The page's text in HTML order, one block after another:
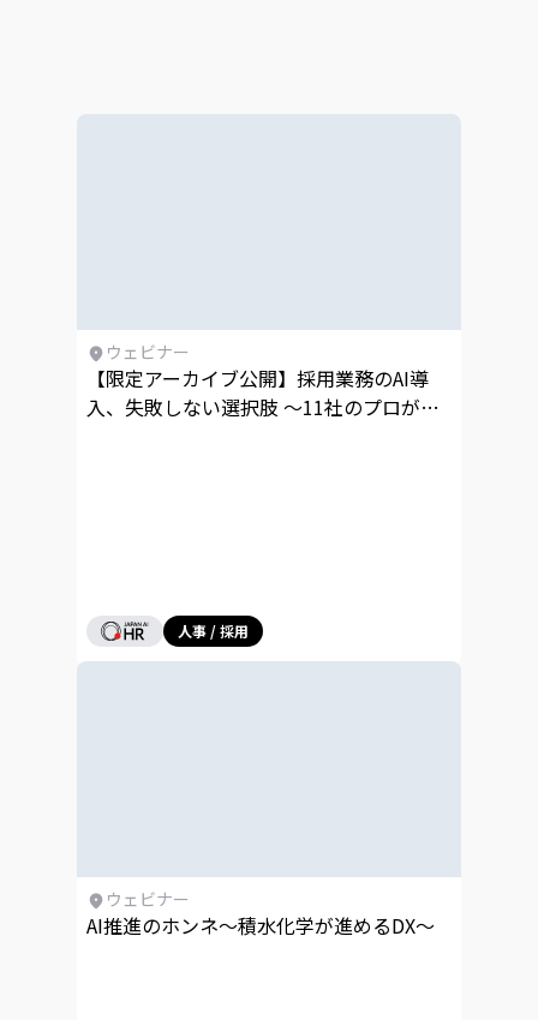
ウェビナー
【限定アーカイブ公開】採用業務のAI導
入、失敗しない選択肢 〜11社のプロが最
人事 / 採用
ウェビナー
AI推進のホンネ～積水化学が進めるDX～